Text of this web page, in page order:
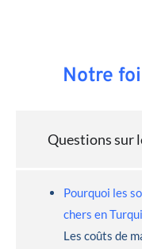
Notre
Questions sur
Pourquoi les
chers en
Les coûts de